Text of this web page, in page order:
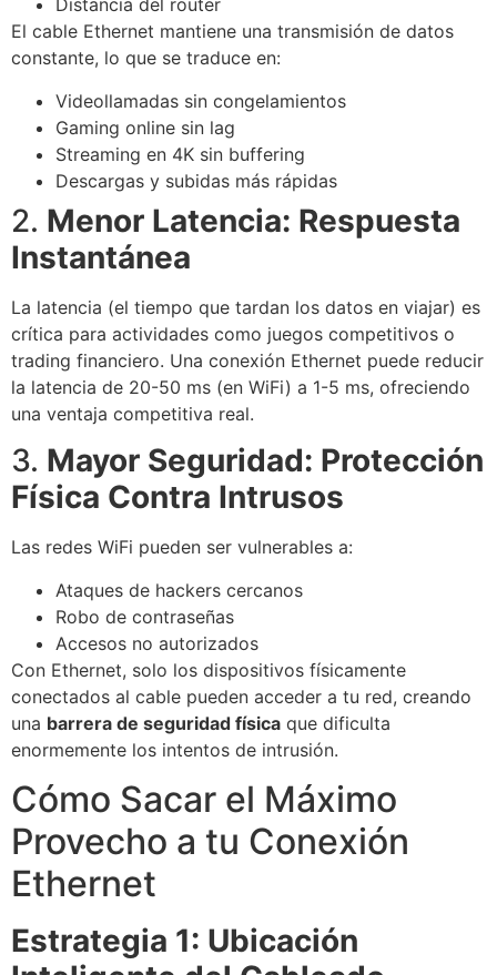
Distancia del router
El cable Ethernet mantiene una transmisión de datos
constante, lo que se traduce en:
Videollamadas sin congelamientos
Gaming online sin lag
Streaming en 4K sin buffering
Descargas y subidas más rápidas
2. Menor Latencia: Respuesta
Instantánea
La latencia (el tiempo que tardan los datos en viajar) es
crítica para actividades como juegos competitivos o
trading financiero. Una conexión Ethernet puede reducir
la latencia de 20-50 ms (en WiFi) a 1-5 ms, ofreciendo
una ventaja competitiva real.
3. Mayor Seguridad: Protección
Física Contra Intrusos
Las redes WiFi pueden ser vulnerables a:
Ataques de hackers cercanos
Robo de contraseñas
Accesos no autorizados
Con Ethernet, solo los dispositivos físicamente
conectados al cable pueden acceder a tu red, creando
una barrera de seguridad física que dificulta
enormemente los intentos de intrusión.
Cómo Sacar el Máximo
Provecho a tu Conexión
Ethernet
Estrategia 1: Ubicación